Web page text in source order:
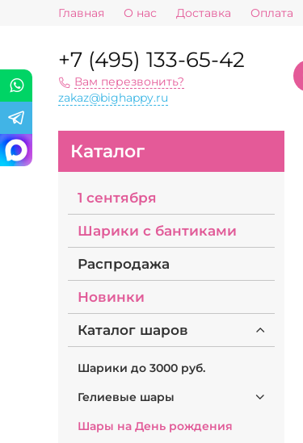
Главная О нас Доставка Оплата
+7 (495) 133-65-42
Вам перезвонить?
zakaz@bighappy.ru
Каталог
1 сентября
Шарики с бантиками
Распродажа
Новинки
Каталог шаров
Шарики до 3000 руб.
Гелиевые шары
Шары на День рождения